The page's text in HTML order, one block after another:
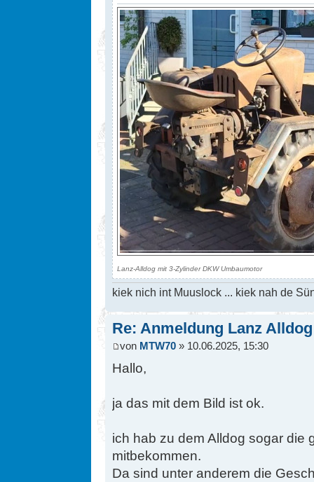
Lanz-Alldog mit 3-Zylinder DKW Umbaumotor
kiek nich int Muuslock ... kiek nah de
Re: Anmeldung Lanz
von MTW70 » 10.06.2025, 15:30
Hallo,
ja das mit dem Bild ist ok.
ich hab zu dem Alldog sogar die
mitbekommen.
Da sind unter anderem die